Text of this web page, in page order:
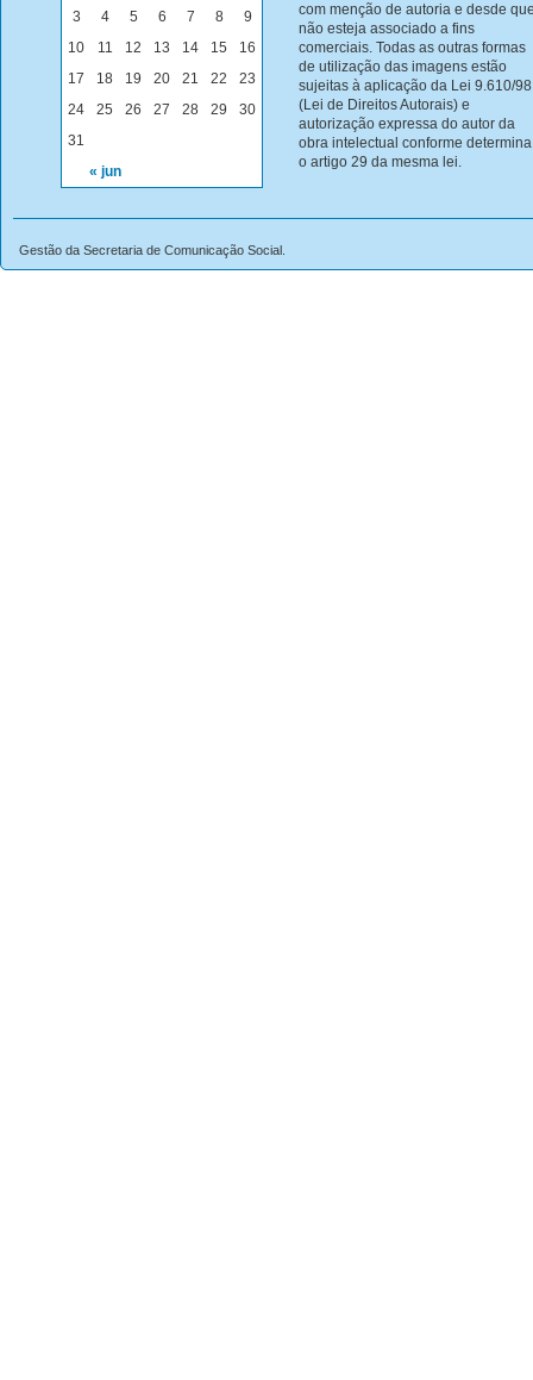
« jun
3
4 5 6 7 8
9
10
11 12 13 14 15
16
17
18 19 20 21 22
23
24
25 26 27 28 29
30
31
com menção de autoria e desde
não esteja associado a fins
comerciais. Todas as outras formas
de utilização das imagens estão
sujeitas à aplicação da Lei 9.610/98
(Lei de Direitos Autorais) e
autorização expressa do autor da
obra intelectual conforme determina
o artigo 29 da mesma lei.
Gestão da Secretaria de Comunicação Social.